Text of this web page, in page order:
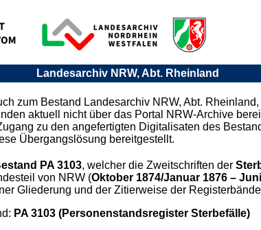
Landesarchiv NRW, Abt. Rheinland
zum Bestand Landesarchiv NRW, Abt. Rheinland,
aktuell nicht über das Portal NRW-Archive
zu den angefertigten Digitalisaten des
Übergangslösung bereitgestellt.
PA 3103, welcher die Zweitschriften der
von NRW (Oktober 1874/Januar 1876 –
Gliederung und der Zitierweise der
PA 3103 (Personenstandsregister Sterbefälle)